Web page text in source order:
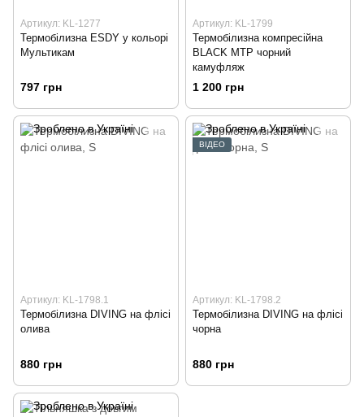
Артикул: KL-1277
Термобілизна ESDY у кольорі
Мультикам
797 грн
Артикул: KL-1799
Термобілизна компресійна
BLACK MTP чорний
камуфляж
1 200 грн
Артикул: KL-1798.1
Термобілизна DIVING на флісі
олива
880 грн
ВІДЕО
Артикул: KL-1798.2
Термобілизна DIVING на флісі
чорна
880 грн